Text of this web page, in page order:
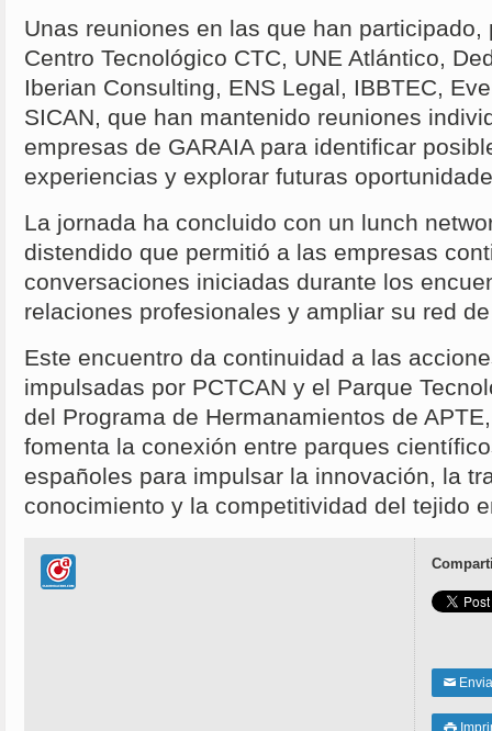
Unas reuniones en las que han participado,
Centro Tecnológico CTC, UNE Atlántico,
Iberian Consulting, ENS Legal, IBBTEC,
SICAN, que han mantenido reuniones
empresas de GARAIA para identificar
experiencias y explorar futuras
La jornada ha concluido con un lunch
distendido que permitió a las empresas
conversaciones iniciadas durante los
relaciones profesionales y ampliar su red
Este encuentro da continuidad a las
impulsadas por PCTCAN y el Parque
del Programa de Hermanamientos de
fomenta la conexión entre parques
españoles para impulsar la innovación, la
conocimiento y la competitividad del tejido
✉
